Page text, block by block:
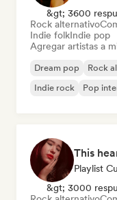
&gt; 3600
Rock alternativo
Indie folkIndie pop
Agregar artistas a
Dream pop Rock
Indie rock
Pop
Playlist
&gt; 3000